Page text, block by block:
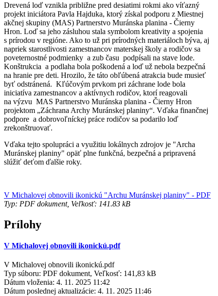
Drevená loď vznikla približne pred desiatimi rokmi ako víťazný
projekt iniciátora Pavla Hajduka, ktorý získal podporu z Miestnej
akčnej skupiny (MAS) Partnerstvo Muránska planina - Čierny
Hron. Loď sa jeho zásluhou stala symbolom kreativity a spojenia
s prírodou v regióne. Ako to už pri prírodných materiáloch býva, aj
napriek starostlivosti zamestnancov materskej školy a rodičov sa
poveternostné podmienky a zub času podpísali na stave lode.
Konštrukcia a podlaha bola poškodená a loď už nebola bezpečná
na hranie pre deti. Hrozilo, že táto obľúbená atrakcia bude musieť
byť odstránená. Kľúčovým prvkom pri záchrane lode bola
iniciatíva zamestnancov a aktívnych rodičov, ktorí reagovali
na výzvu MAS Partnerstvo Muránska planina - Čierny Hron
projektom „Záchrana Archy Muránskej planiny“. Vďaka finančnej
podpore a dobrovoľníckej práce rodičov sa podarilo loď
zrekonštruovať.
Vďaka tejto spolupráci a využitiu lokálnych zdrojov je "Archa
Muránskej planiny" opäť plne funkčná, bezpečná a pripravená
slúžiť deťom ďalšie roky.
V Michalovej obnovili ikonickú "Archu Muránskej planiny" - PDF
Typ: PDF dokument, Veľkosť: 141.83 kB
Prílohy
V Michalovej obnovili ikonickú.pdf
V Michalovej obnovili ikonickú.pdf
Typ súboru: PDF dokument, Veľkosť: 141,83 kB
Dátum vloženia: 4. 11. 2025 11:42
Dátum poslednej aktualizácie: 4. 11. 2025 11:46